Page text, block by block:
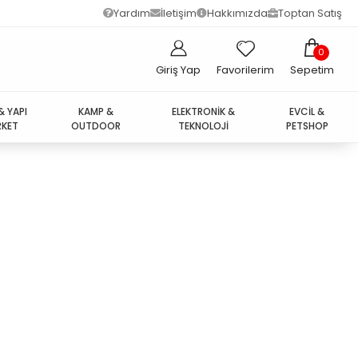
Yardım İletişim Hakkımızda Toptan Satış
Giriş Yap Favorilerim
0
Sepetim
YAPI
KAMP &
OUTDOOR
ELEKTRONİK &
TEKNOLOJİ
EVCİL &
PETSHOP